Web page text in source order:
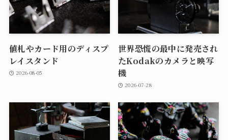
値札やカード用のディスプ
レイスタンド
2026-08-05
世界恐慌の最中に発売され
たKodakのカメラと映写
機
2026-07-28